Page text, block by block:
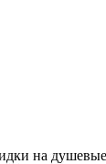
душевые